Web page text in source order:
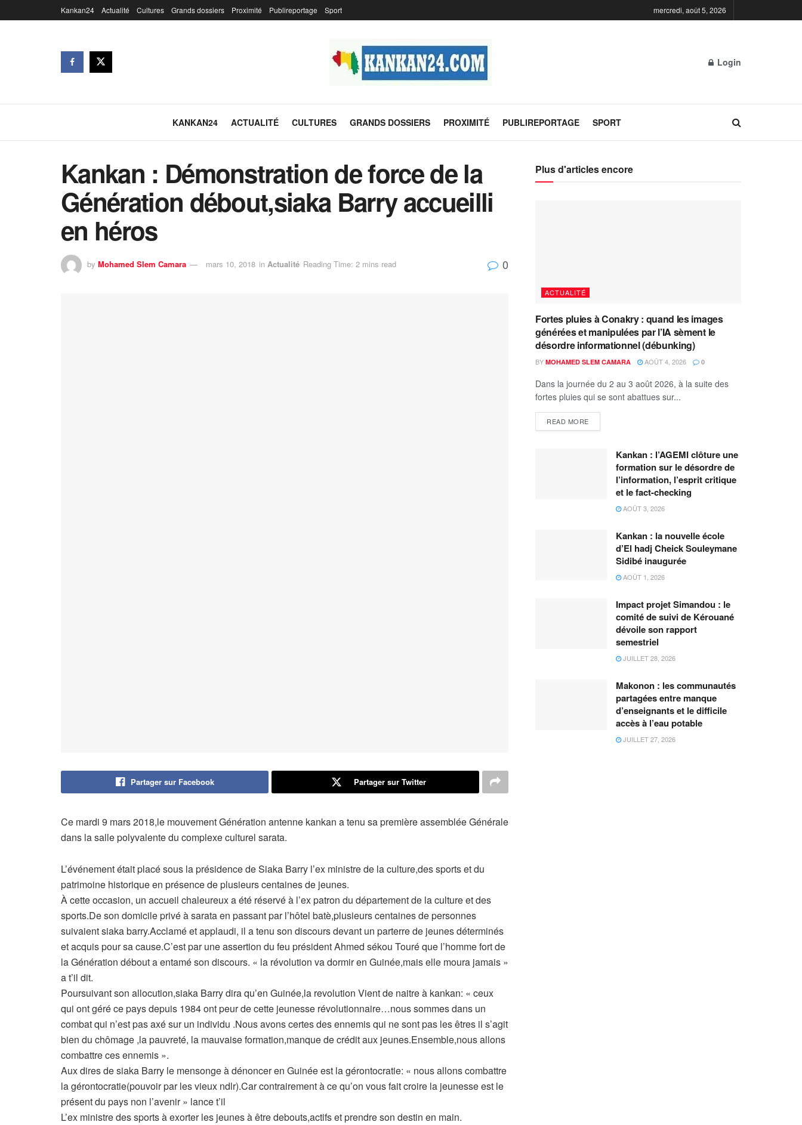
Kankan24 Actualité Cultures Grands dossiers Proximité Publireportage Sport mercredi, août 5, 2026
Login
KANKAN24 ACTUALITÉ CULTURES GRANDS DOSSIERS PROXIMITÉ PUBLIREPORTAGE SPORT
Kankan : Démonstration de force de la
Génération débout,siaka Barry accueilli
en héros
by Mohamed Slem Camara mars 10, 2018 in Actualité Reading Time: 2 mins read 0
Partager sur Facebook Partager sur Twitter
Ce mardi 9 mars 2018,le mouvement Génération antenne kankan a tenu sa première assemblée Générale
dans la salle polyvalente du complexe culturel sarata.
L’événement était placé sous la présidence de Siaka Barry l’ex ministre de la culture,des sports et du
patrimoine historique en présence de plusieurs centaines de jeunes.
À cette occasion, un accueil chaleureux a été réservé à l’ex patron du département de la culture et des
sports.De son domicile privé à sarata en passant par l’hôtel batè,plusieurs centaines de personnes
suivaient siaka barry.Acclamé et applaudi, il a tenu son discours devant un parterre de jeunes déterminés
et acquis pour sa cause.C’est par une assertion du feu président Ahmed sékou Touré que l’homme fort de
la Génération débout a entamé son discours. « la révolution va dormir en Guinée,mais elle moura jamais »
a t’il dit.
Poursuivant son allocution,siaka Barry dira qu’en Guinée,la revolution Vient de naitre à kankan: « ceux
qui ont géré ce pays depuis 1984 ont peur de cette jeunesse révolutionnaire…nous sommes dans un
combat qui n’est pas axé sur un individu .Nous avons certes des ennemis qui ne sont pas les êtres il s’agit
bien du chômage ,la pauvreté, la mauvaise formation,manque de crédit aux jeunes.Ensemble,nous allons
combattre ces ennemis ».
Aux dires de siaka Barry le mensonge à dénoncer en Guinée est la gérontocratie: « nous allons combattre
la gérontocratie(pouvoir par les vieux ndlr).Car contrairement à ce qu’on vous fait croire la jeunesse est le
présent du pays non l’avenir » lance t’il
L’ex ministre des sports à exorter les jeunes à être debouts,actifs et prendre son destin en main.
Plus d'articles encore
ACTUALITÉ
Fortes pluies à Conakry : quand les images
générées et manipulées par l’IA sèment le
désordre informationnel (débunking)
BY MOHAMED SLEM CAMARA AOÛT 4, 2026 0
Dans la journée du 2 au 3 août 2026, à la suite des
fortes pluies qui se sont abattues sur...
READ MORE
Kankan : l’AGEMI clôture une
formation sur le désordre de
l’information, l’esprit critique
et le fact-checking
AOÛT 3, 2026
Kankan : la nouvelle école
d’El hadj Cheick Souleymane
Sidibé inaugurée
AOÛT 1, 2026
Impact projet Simandou : le
comité de suivi de Kérouané
dévoile son rapport
semestriel
JUILLET 28, 2026
Makonon : les communautés
partagées entre manque
d’enseignants et le difficile
accès à l’eau potable
JUILLET 27, 2026